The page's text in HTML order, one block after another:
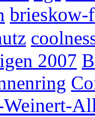
brieskow-
2007